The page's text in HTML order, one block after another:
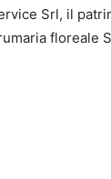
Srl, il
floreale